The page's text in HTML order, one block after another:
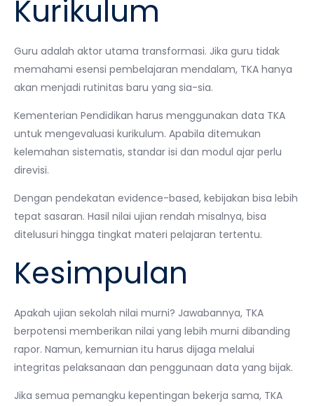
Kurikulum
Guru adalah aktor utama transformasi. Jika guru tidak
memahami esensi pembelajaran mendalam, TKA hanya
akan menjadi rutinitas baru yang sia-sia.
Kementerian Pendidikan harus menggunakan data TKA
untuk mengevaluasi kurikulum. Apabila ditemukan
kelemahan sistematis, standar isi dan modul ajar perlu
direvisi.
Dengan pendekatan evidence-based, kebijakan bisa lebih
tepat sasaran. Hasil nilai ujian rendah misalnya, bisa
ditelusuri hingga tingkat materi pelajaran tertentu.
Kesimpulan
Apakah ujian sekolah nilai murni? Jawabannya, TKA
berpotensi memberikan nilai yang lebih murni dibanding
rapor. Namun, kemurnian itu harus dijaga melalui
integritas pelaksanaan dan penggunaan data yang bijak.
Jika semua pemangku kepentingan bekerja sama, TKA